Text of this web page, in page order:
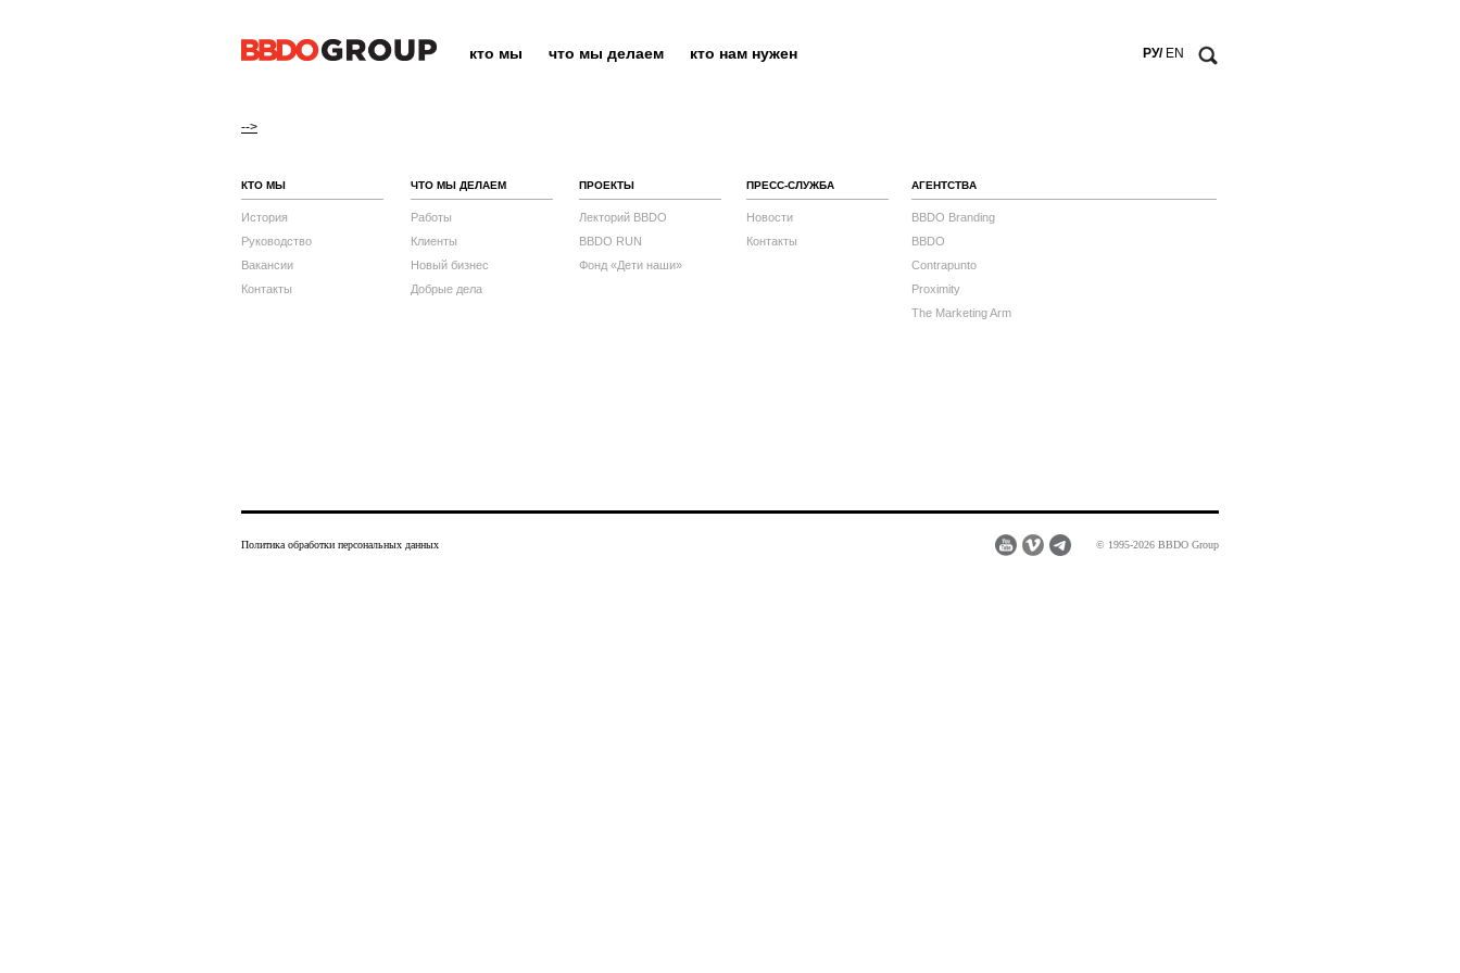
кто мы что мы делаем кто нам нужен РУ/ EN
-->
КТО МЫ
История
Руководство
Вакансии
Контакты
ЧТО МЫ ДЕЛАЕМ
Работы
Клиенты
Новый бизнес
Добрые дела
ПРОЕКТЫ
Лекторий BBDO
BBDO RUN
Фонд «Дети наши»
ПРЕСС-СЛУЖБА
Новости
Контакты
АГЕНТСТВА
BBDO Branding
BBDO
Contrapunto
Proximity
The Marketing Arm
© 1995-2026 BBDO Group
Политика обработки персональных данных